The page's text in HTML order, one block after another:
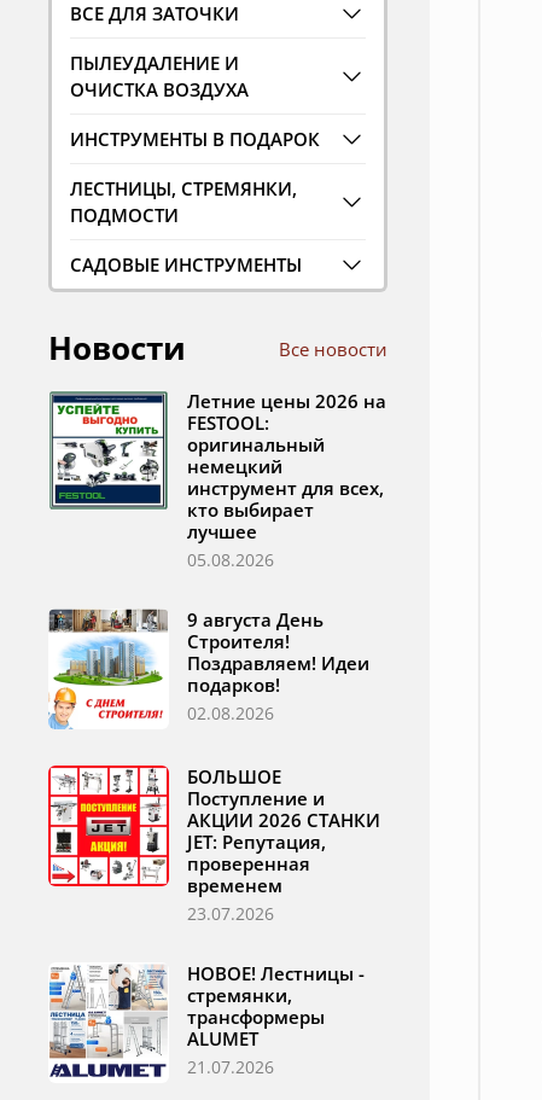
ВСЕ ДЛЯ ЗАТОЧКИ
ПЫЛЕУДАЛЕНИЕ И
ОЧИСТКА ВОЗДУХА
ИНСТРУМЕНТЫ В ПОДАРОК
ЛЕСТНИЦЫ, СТРЕМЯНКИ,
ПОДМОСТИ
САДОВЫЕ ИНСТРУМЕНТЫ
Новости Все новости
Летние цены 2026 на
FESTOOL:
оригинальный
немецкий
инструмент для всех,
кто выбирает
лучшее
05.08.2026
9 августа День
Строителя!
Поздравляем! Идеи
подарков!
02.08.2026
БОЛЬШОЕ
Поступление и
АКЦИИ 2026 СТАНКИ
JET: Репутация,
проверенная
временем
23.07.2026
НОВОЕ! Лестницы -
стремянки,
трансформеры
ALUMET
21.07.2026